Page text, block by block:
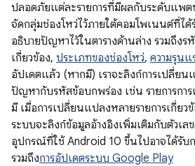
ปลอดภัยแต่ละรายการที่มีผลกับระดับแพ
จัดกลุ่มช่องโหว่ไว้ภายใต้คอมโพเนนต์ที่ได้
อธิบายปัญหาไว้ในตารางด้านล่าง รวมถึง
เกี่ยวข้อง, ประเภทของช่องโหว่, ความรุนแ
อัปเดตแล้ว (หากมี) เราจะลิงก์การเปลี่ย
ปัญหากับรหัสข้อบกพร่อง เช่น รายการกา
มี เมื่อการเปลี่ยนแปลงหลายรายการเกี่ยว
ระบบจะลิงก์ข้อมูลอ้างอิงเพิ่มเติมกับตัวเล
อุปกรณ์ที่ใช้ Android 10 ขึ้นไปอาจได้รับ
รวมถึงการอัปเดตระบบ Google Play